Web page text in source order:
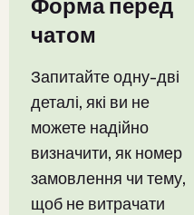
Форма перед
чатом
Запитайте одну-дві
деталі, які ви не
можете надійно
визначити, як номер
замовлення чи тему,
щоб не витрачати